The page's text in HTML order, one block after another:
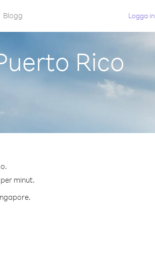
Blogg Logga in
Rico
minut.